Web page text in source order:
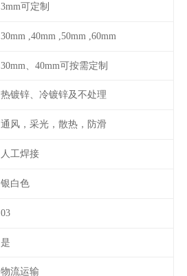
3mm可定制
30mm ,40mm ,50mm ,60mm
30mm、40mm可按需定制
热镀锌、冷镀锌及不处理
通风，采光，散热，防滑
人工焊接
银白色
03
是
物流运输